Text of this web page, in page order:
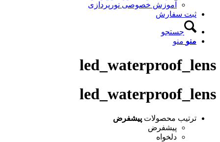
آموزش خصوصی نورپردازی
سفارش
جستجو
منو
محصولاتپیشفرض
پیشفرض
دلخواه